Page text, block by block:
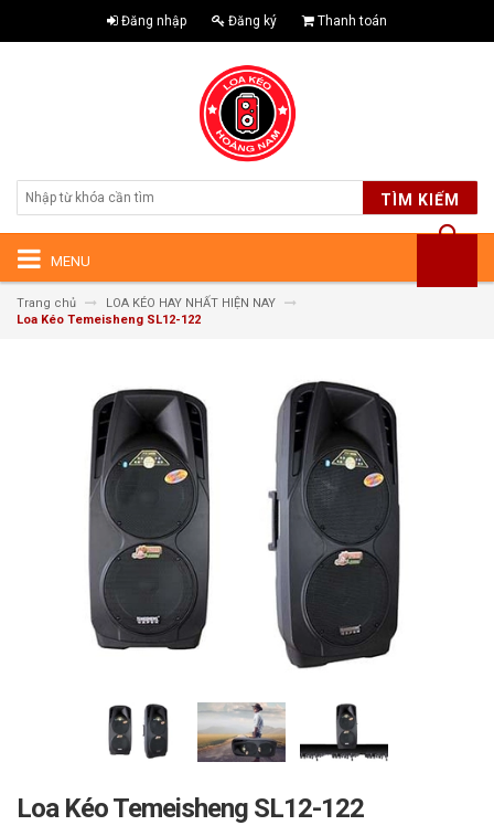
Đăng nhập Đăng ký Thanh toán
TÌM KIẾM
MENU
Trang chủ
LOA KÉO HAY NHẤT HIỆN NAY
Loa Kéo Temeisheng SL12-122
Loa Kéo Temeisheng SL12-122